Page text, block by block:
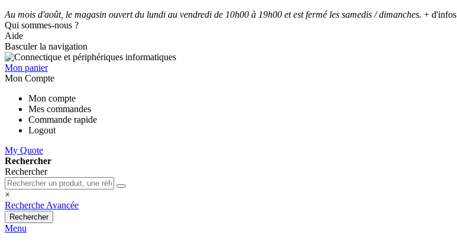
Au mois d'août, le magasin ouvert du lundi au vendredi de 10h00 à 19h00 et est fermé les samedis / dimanches. + d'infos
Qui sommes-nous ?
Aide
Basculer la navigation
Mon panier
Mon Compte
Mon compte
Mes commandes
Commande rapide
Logout
My Quote
Rechercher
Rechercher
×
Recherche Avancée
Rechercher
Menu